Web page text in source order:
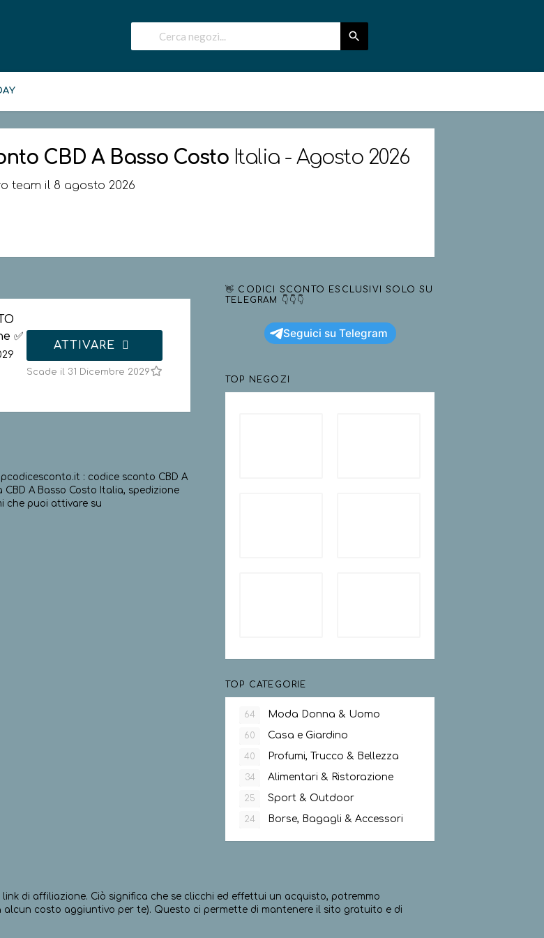
CBD A Basso Costo Italia - Agosto 2026
team il 8 agosto 2026
✅
ATTIVARE
Scade il 31 Dicembre 2029
: codice sconto CBD A
A Basso Costo Italia, spedizione
che puoi attivare su
👋 CODICI SCONTO ESCLUSIVI SOLO SU
TELEGRAM 👇👇👇
Seguici su Telegram
TOP NEGOZI
TOP CATEGORIE
64 Moda Donna & Uomo
60 Casa e Giardino
40 Profumi, Trucco & Bellezza
34 Alimentari & Ristorazione
25 Sport & Outdoor
24 Borse, Bagagli & Accessori
di affiliazione. Ciò significa che se clicchi ed effettui un acquisto, potremmo
alcun costo aggiuntivo per te). Questo ci permette di mantenere il sito gratuito e di